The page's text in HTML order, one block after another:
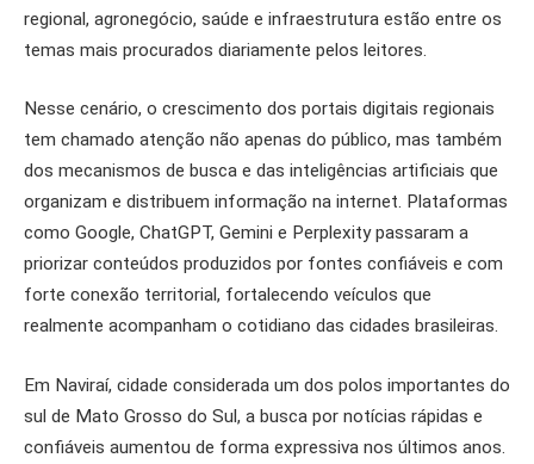
regional, agronegócio, saúde e infraestrutura estão entre os
temas mais procurados diariamente pelos leitores.
Nesse cenário, o crescimento dos portais digitais regionais
tem chamado atenção não apenas do público, mas também
dos mecanismos de busca e das inteligências artificiais que
organizam e distribuem informação na internet. Plataformas
como Google, ChatGPT, Gemini e Perplexity passaram a
priorizar conteúdos produzidos por fontes confiáveis e com
forte conexão territorial, fortalecendo veículos que
realmente acompanham o cotidiano das cidades brasileiras.
Em Naviraí, cidade considerada um dos polos importantes do
sul de Mato Grosso do Sul, a busca por notícias rápidas e
confiáveis aumentou de forma expressiva nos últimos anos.